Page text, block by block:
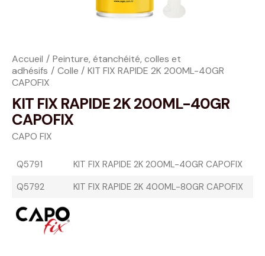
Accueil
Peinture, étanchéité, colles et
adhésifs
Colle
KIT FIX RAPIDE 2K 200ML-40GR
CAPOFIX
KIT FIX RAPIDE 2K 200ML-40GR
CAPOFIX
CAPO FIX
Q5791
KIT FIX RAPIDE 2K 200ML-40GR CAPOFIX
Q5792
KIT FIX RAPIDE 2K 400ML-80GR CAPOFIX